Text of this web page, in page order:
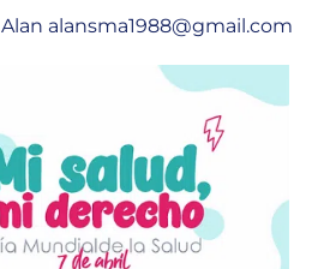
Alan alansma1988@gmail.com